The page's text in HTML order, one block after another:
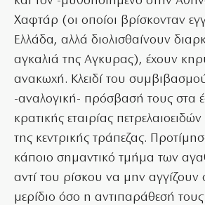
Χαφτάρ (οι οποίοι βρίσκονταν
Ελλάδα, αλλά διολισθαίνουν
αγκαλιά της Αγκυρας), έχουν
ανακωχή. Κλειδί του συμβιβασμού
-αναλογική- πρόσβασή τους στα
κρατικής εταιρίας
της κεντρικής τράπεζας.
κάποιο σημαντικό τμήμα των
αντί του ρίσκου να μην αγγίζουν
μερίδιο όσο η αντιπαράθεσή τους